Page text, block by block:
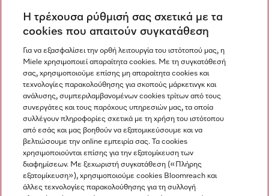
Ανακαλύψτε τα Miele Experience Center
Newsletter
Miele στο Instagram
Miele στο Facebook
Miele στο Youtube
Η τρέχουσα ρύθμισή σας σχετικά με τα
cookies που απαιτούν συγκατάθεση
Για να εξασφαλίσει την ορθή λειτουργία του ιστότοπού μας, η
Miele χρησιμοποιεί απαραίτητα cookies. Με τη συγκατάθεσή
σας, χρησιμοποιούμε επίσης μη απαραίτητα cookies και
τεχνολογίες παρακολούθησης για σκοπούς μάρκετινγκ και
ανάλυσης, συμπεριλαμβανομένων cookies τρίτων από τους
συνεργάτες και τους παρόχους υπηρεσιών μας, τα οποία
συλλέγουν πληροφορίες σχετικά με τη χρήση του ιστότοπου
από εσάς και μας βοηθούν να εξατομικεύσουμε και να
βελτιώσουμε την online εμπειρία σας. Τα cookies
χρησιμοποιούνται επίσης για την εξατομίκευση των
διαφημίσεων. Με ξεχωριστή συγκατάθεση («Πλήρης
εξατομίκευση»), χρησιμοποιούμε cookies Bloomreach και
άλλες τεχνολογίες παρακολούθησης για τη συλλογή